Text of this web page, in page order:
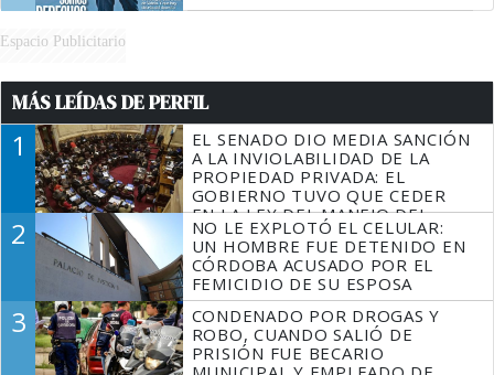
Espacio Publicitario
MÁS LEÍDAS DE PERFIL
1
EL SENADO DIO MEDIA SANCIÓN
A LA INVIOLABILIDAD DE LA
PROPIEDAD PRIVADA: EL
GOBIERNO TUVO QUE CEDER
EN LA LEY DEL MANEJO DEL
FUEGO
2
NO LE EXPLOTÓ EL CELULAR:
UN HOMBRE FUE DETENIDO EN
CÓRDOBA ACUSADO POR EL
FEMICIDIO DE SU ESPOSA
3
CONDENADO POR DROGAS Y
ROBO, CUANDO SALIÓ DE
PRISIÓN FUE BECARIO